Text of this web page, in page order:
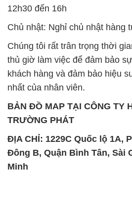
12h30 đến 16h
Chủ nhật: Nghỉ chủ nhật hàng
Chúng tôi rất trân trọng thời
thủ giờ làm việc để đảm bảo
khách hàng và đảm bảo hiệu
nhất của nhân viên.
BẢN ĐỒ MAP TẠI CÔNG TY
TRƯỜNG PHÁT
ĐỊA CHỈ: 1229C Quốc lộ 1A,
Đông B, Quận Bình Tân, Sài
Minh